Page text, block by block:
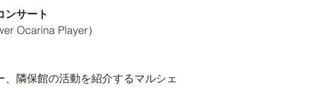
ンサート
Ocarina Player）
隣保館の活動を紹介するマルシェ